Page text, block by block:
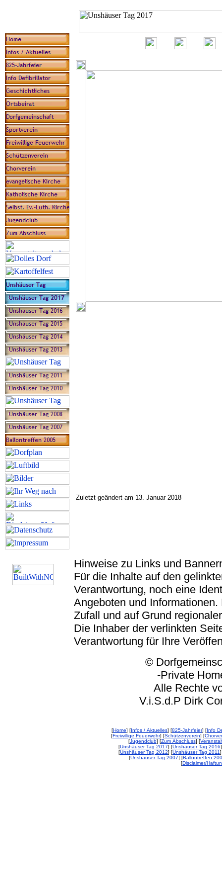
Zuletzt geändert am 13. Januar 2018
Hinweise zu Links und
Für die Inhalte auf den
Verantwortung, noch eine
Angeboten und
Zufall und auf Grund
Die Inhaber der verlinkten
Verantwortung für Ihre
© Dorfgemeinschaft
-Private
Alle Rechte
V.i.S.d.P Dirk
[Home] [Infos / Aktuelles] [825-Jahrfeier] [Info
[Freiwillige Feuerwehr] [Schützenverein] [
[Jugendclub] [Zum Abschluss] [
[Unshäuser Tag 2017] [Unshäuser Tag 2016
[Unshäuser Tag 2012] [Unshäuser Tag 2011
[Unshäuser Tag 2007] [Ballontreffen
[Disclaimer/